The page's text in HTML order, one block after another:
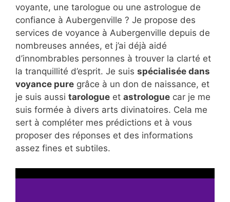
voyante, une tarologue ou une astrologue de
confiance à Aubergenville ? Je propose des
services de voyance à Aubergenville depuis de
nombreuses années, et j’ai déjà aidé
d’innombrables personnes à trouver la clarté et
la tranquillité d’esprit. Je suis spécialisée dans
voyance pure grâce à un don de naissance, et
je suis aussi tarologue et astrologue car je me
suis formée à divers arts divinatoires. Cela me
sert à compléter mes prédictions et à vous
proposer des réponses et des informations
assez fines et subtiles.